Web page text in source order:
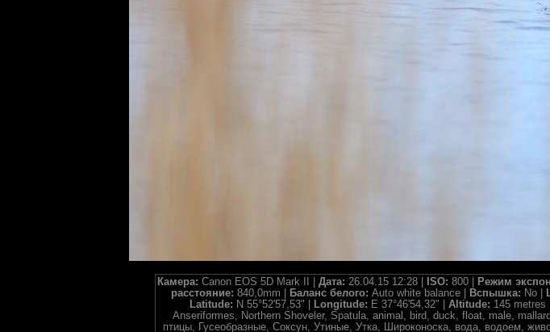
Камера: Canon EOS 5D Mark II | Дата: 26.04.15 12:28 | ISO: 800 | Режим
расстояние: 840,0mm | Баланс белого: Auto white balance | Вспышка: No |
Latitude: N 55°52'57,53" | Longitude: E 37°46'54,32" | Altitude: 145 metres |
Anseriformes, Northern Shoveler, Spatula, animal, bird, duck, float, male,
птицы, Гусеобразные, Соксун, Утиные, Утка, Широконоска, вода, водоем,